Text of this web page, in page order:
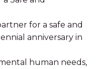
for a safe and
anniversary in
human needs,